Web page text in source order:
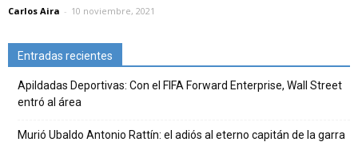
Carlos Aira - 10 noviembre, 2021
Entradas recientes
Apildadas Deportivas: Con el FIFA Forward Enterprise, Wall Street
entró al área
Murió Ubaldo Antonio Rattín: el adiós al eterno capitán de la garra